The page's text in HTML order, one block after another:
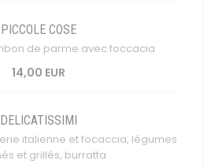
PICCOLE COSE
de parme avec foccacia
14,00 EUR
DELICATISSIMI
italienne et focaccia, légumes
et grillés, burratta